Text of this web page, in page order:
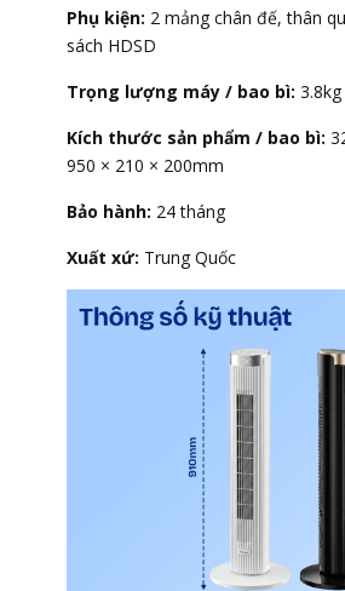
Phụ kiện: 2 mảng chân đế, thân
sách HDSD
Trọng lượng máy / bao bì:
Kích thước sản phẩm / bao bì:
950 × 210 × 200mm
Bảo hành: 24 tháng
Xuất xứ: Trung Quốc